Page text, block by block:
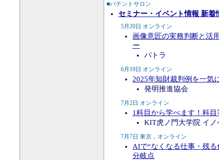
■パテントサロン
セミナー・イベント情報 新着
5月20日 オンライン
画像意匠の実務判断と活
ー
パトラ
6月19日 オンライン
2025年知財裁判例を一気
発明推進協会
7月2日 オンライン
1科目から学べます！科
KIT虎ノ門大学院 イ
7月7日 東京，オンライン
AIで“なくなる仕事・残
分岐点